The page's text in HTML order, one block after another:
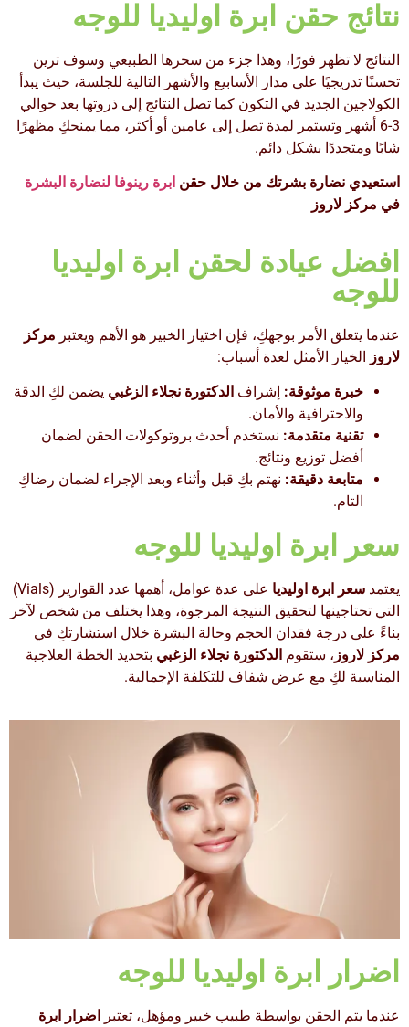
نتائج حقن ابرة اوليديا للوجه
النتائج لا تظهر فورًا، وهذا جزء من سحرها الطبيعي وسوف ترين
تحسنًا تدريجيًا على مدار الأسابيع والأشهر التالية للجلسة، حيث يبدأ
الكولاجين الجديد في التكون كما تصل النتائج إلى ذروتها بعد حوالي
3-6 أشهر وتستمر لمدة تصل إلى عامين أو أكثر، مما يمنحكِ مظهرًا
شابًا ومتجددًا بشكل دائم.
استعيدي نضارة بشرتك من خلال حقن ابرة رينوفا لنضارة البشرة
في مركز لاروز
افضل عيادة لحقن ابرة اوليديا
للوجه
عندما يتعلق الأمر بوجهكِ، فإن اختيار الخبير هو الأهم ويعتبر مركز
لاروز الخيار الأمثل لعدة أسباب:
خبرة موثوقة: إشراف الدكتورة نجلاء الزغبي يضمن لكِ الدقة
والاحترافية والأمان.
تقنية متقدمة: نستخدم أحدث بروتوكولات الحقن لضمان
أفضل توزيع ونتائج.
متابعة دقيقة: نهتم بكِ قبل وأثناء وبعد الإجراء لضمان رضاكِ
التام.
سعر ابرة اوليديا للوجه
يعتمد سعر ابرة اوليديا
على عدة عوامل، أهمها عدد القوارير (Vials)
التي تحتاجينها لتحقيق النتيجة المرجوة، وهذا يختلف من شخص لآخر
بناءً على درجة فقدان الحجم وحالة البشرة خلال استشارتكِ في
مركز لاروز ، ستقوم الدكتورة نجلاء الزغبي بتحديد الخطة العلاجية
المناسبة لكِ مع عرض شفاف للتكلفة الإجمالية.
اضرار ابرة اوليديا للوجه
عندما يتم الحقن بواسطة طبيب خبير ومؤهل، تعتبر اضرار ابرة